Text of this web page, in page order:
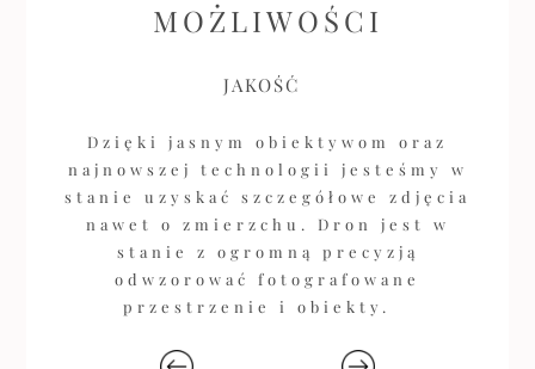
MOŻLIWOŚCI
JAKOŚĆ
Dzięki jasnym obiektywom oraz
najnowszej technologii jesteśmy w
stanie uzyskać szczegółowe zdjęcia
nawet o zmierzchu. Dron jest w
stanie z ogromną precyzją
odwzorować fotografowane
przestrzenie i obiekty.